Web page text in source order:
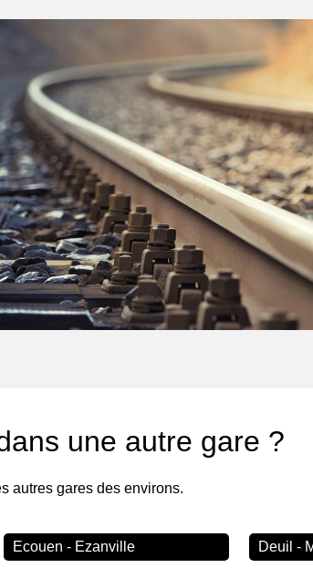
une autre gare ?
autres gares des environs.
Ecouen - Ezanville Deuil -